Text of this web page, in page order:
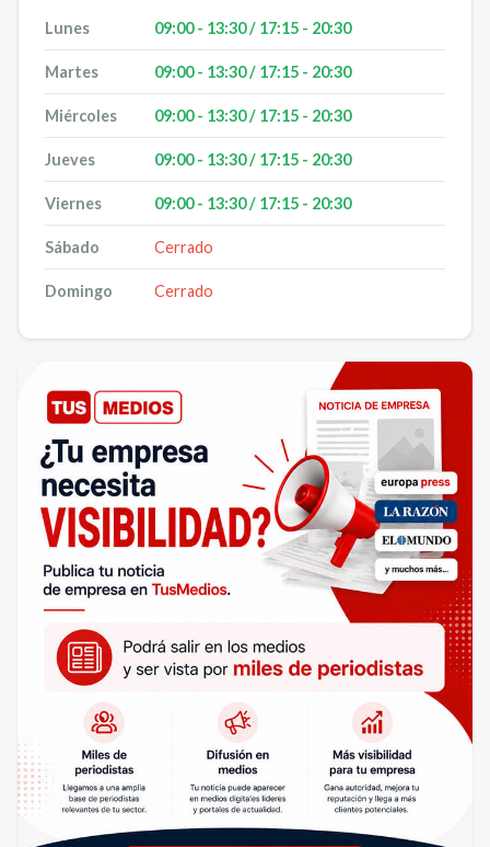
Lunes 09:00 - 13:30 / 17:15 - 20:30
Martes 09:00 - 13:30 / 17:15 - 20:30
Miércoles 09:00 - 13:30 / 17:15 - 20:30
Jueves 09:00 - 13:30 / 17:15 - 20:30
Viernes 09:00 - 13:30 / 17:15 - 20:30
Sábado Cerrado
Domingo Cerrado